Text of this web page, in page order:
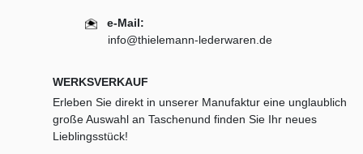
e-Mail:
info@thielemann-lederwaren.de
WERKSVERKAUF
Erleben Sie direkt in unserer Manufaktur eine unglaublich
große Auswahl an Taschenund finden Sie Ihr neues
Lieblingsstück!